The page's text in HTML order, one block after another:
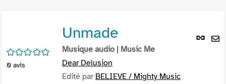
Lien
/5
0 avis
Unmade
Musique audio | Music Me
Dear Delusion
Edité par BELIEVE / Mighty Music